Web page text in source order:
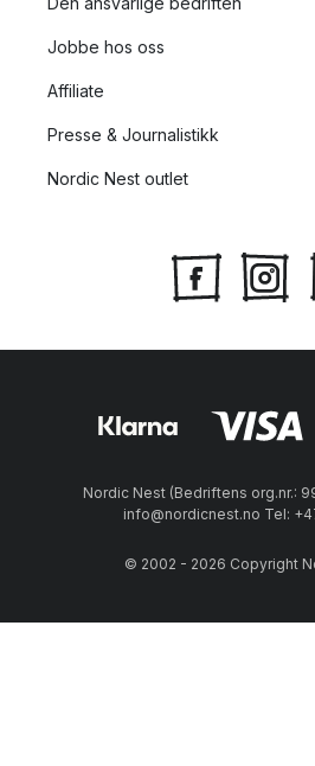
Jobbe hos oss
Affiliate
Presse & Journalistikk
Nordic Nest outlet
Nordic Nest (Bedriftens org.nr.:
info@nordicnest.no Tel:
© 2002 - 2026 Copyright